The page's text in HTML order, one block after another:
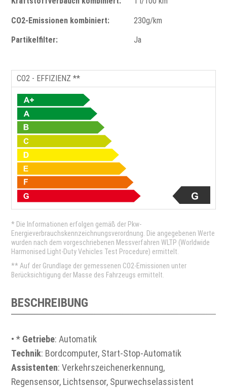
CO2-Emissionen kombiniert: 230g/km
Partikelfilter: Ja
CO2 - EFFIZIENZ **
* Die Informationen erfolgen gemäß der Pkw-
Energieverbrauchskennzeichnungsverordnung. Die angegebenen Werte
wurden nach dem vorgeschriebenen Messverfahren WLTP (Worldwide
Harmonised Light-Duty Vehicles Test Procedure) ermittelt.
** Auf der Grundlage der gemessenen CO2-Emissionen unter
Berücksichtigung der Masse des Fahrzeugs ermittelt.
BESCHREIBUNG
• * Getriebe: Automatik
Technik: Bordcomputer, Start-Stop-Automatik
Assistenten: Verkehrszeichenerkennung,
Regensensor, Lichtsensor, Spurwechselassistent